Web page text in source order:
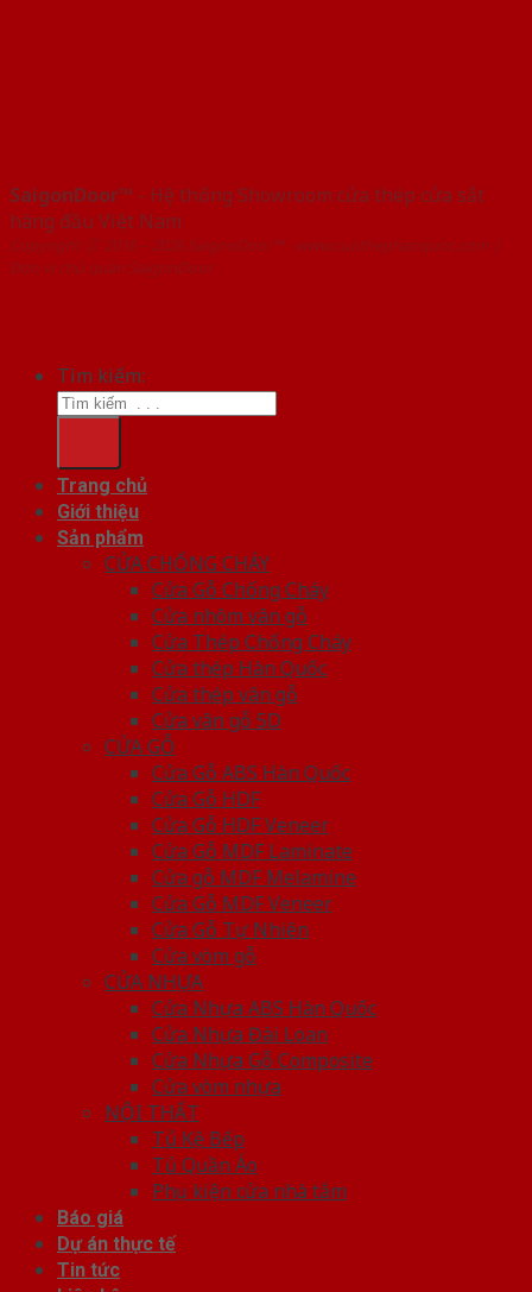
SaigonDoor™ - Hệ thống Showroom cửa thép cửa sắt
hàng đầu Việt Nam
Copyright ⓒ 2016 – 2026 SaigonDoor™ - www.cuathephanquoc.com |
Đơn vị chủ quản SaigonDoor
Tìm kiếm:
Trang chủ
Giới thiệu
Sản phẩm
CỬA CHỐNG CHÁY
Cửa Gỗ Chống Cháy
Cửa nhôm vân gỗ
Cửa Thép Chống Cháy
Cửa thép Hàn Quốc
Cửa thép vân gỗ
Cửa vân gỗ 5D
CỬA GỖ
Cửa Gỗ ABS Hàn Quốc
Cửa Gỗ HDF
Cửa Gỗ HDF Veneer
Cửa Gỗ MDF Laminate
Cửa gỗ MDF Melamine
Cửa Gỗ MDF Veneer
Cửa Gỗ Tự Nhiên
Cửa vòm gỗ
CỬA NHỰA
Cửa Nhựa ABS Hàn Quốc
Cửa Nhựa Đài Loan
Cửa Nhựa Gỗ Composite
Cửa vòm nhựa
NỘI THẤT
Tủ Kệ Bếp
Tủ Quần Áo
Phụ kiện cửa nhà tắm
Báo giá
Dự án thực tế
Tin tức